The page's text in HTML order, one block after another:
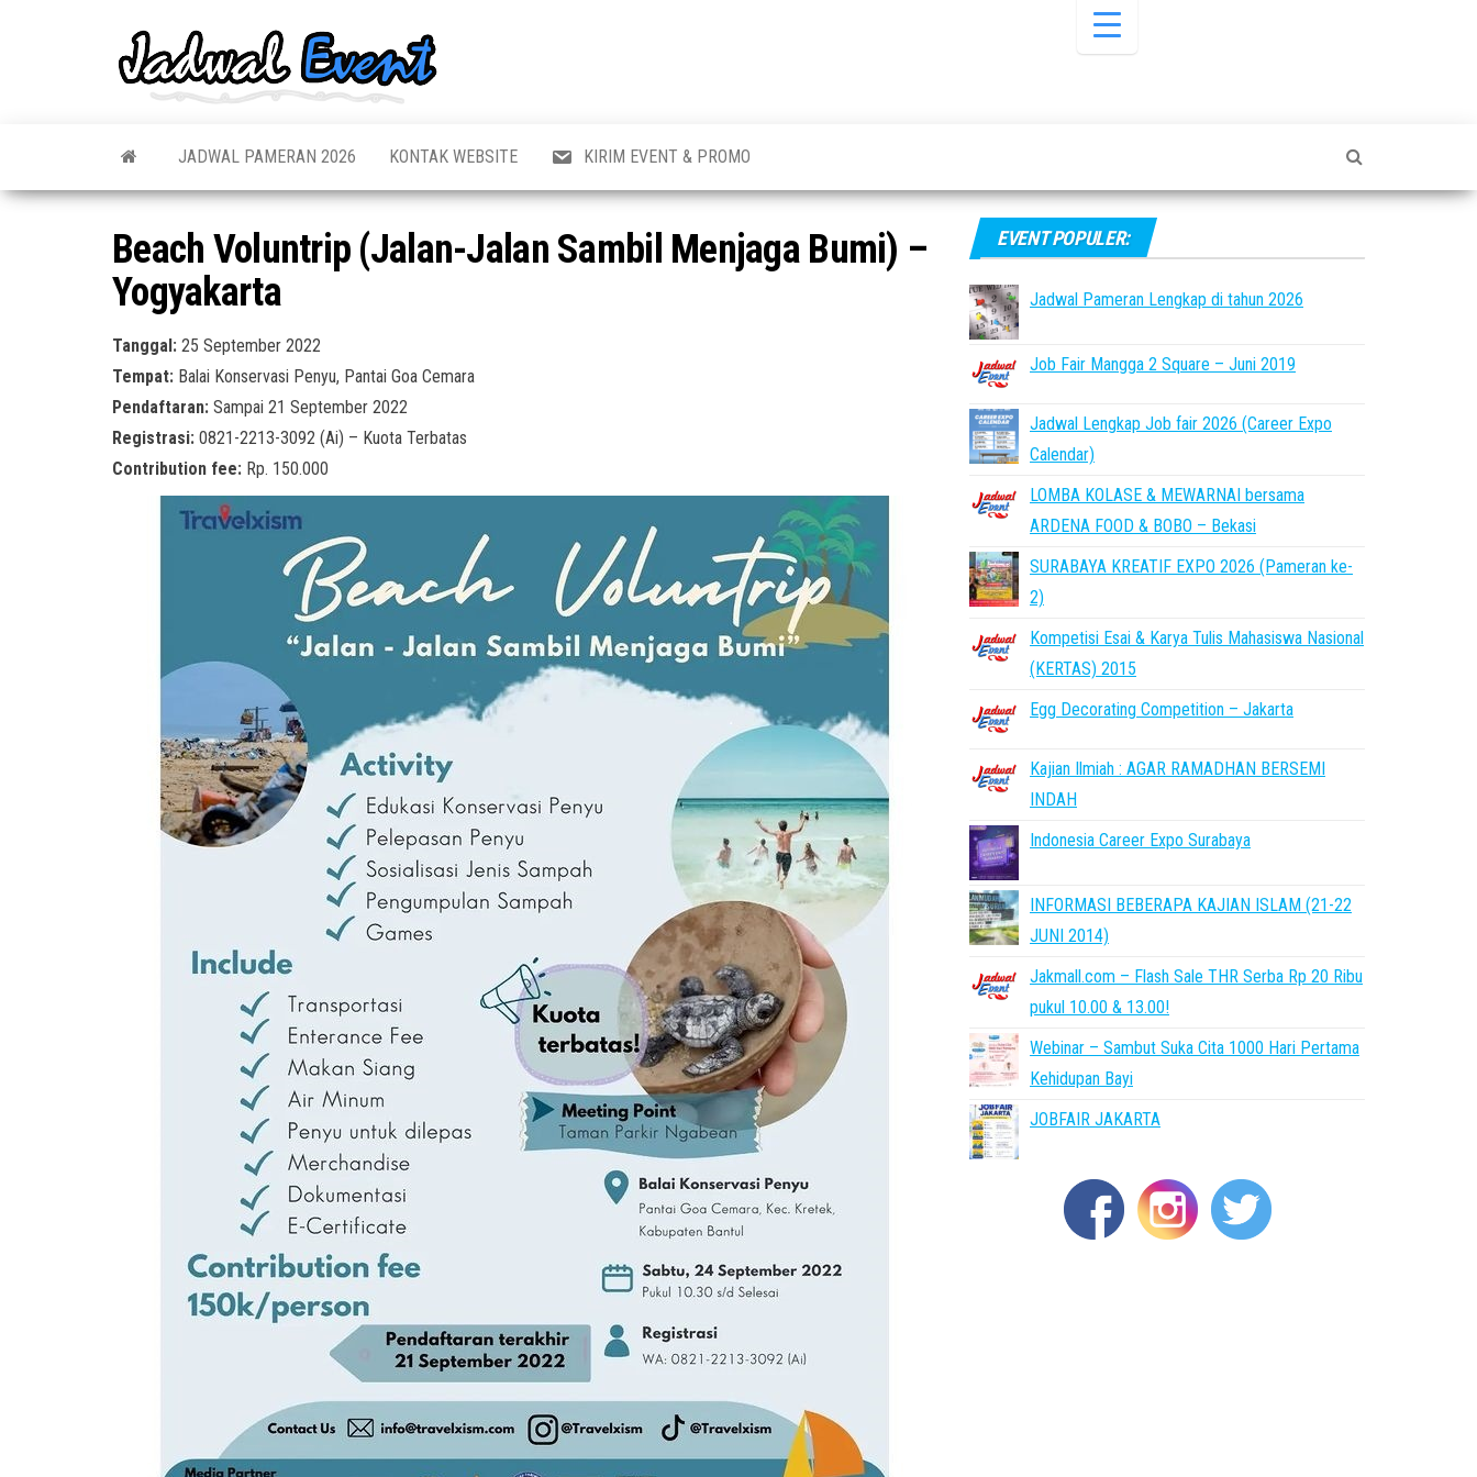
Pameran,
Acara &
Terbaru
Seminar,
Bazaar,
Job Fair,
Lomba dll.
JADWAL PAMERAN 2026 KONTAK WEBSITE KIRIM EVENT & PROMO
Beach Voluntrip (Jalan-Jalan Sambil Menjaga Bumi) –
Yogyakarta
Tanggal: 25 September 2022
Tempat: Balai Konservasi Penyu, Pantai Goa Cemara
Pendaftaran: Sampai 21 September 2022
Registrasi: 0821-2213-3092 (Ai) – Kuota Terbatas
Contribution fee: Rp. 150.000
EVENT POPULER:
Jadwal Pameran Lengkap di tahun 2026
Job Fair Mangga 2 Square – Juni 2019
Jadwal Lengkap Job fair 2026 (Career Expo
Calendar)
LOMBA KOLASE & MEWARNAI bersama
ARDENA FOOD & BOBO – Bekasi
SURABAYA KREATIF EXPO 2026 (Pameran ke-
2)
Kompetisi Esai & Karya Tulis Mahasiswa Nasional
(KERTAS) 2015
Egg Decorating Competition – Jakarta
Kajian Ilmiah : AGAR RAMADHAN BERSEMI
INDAH
Indonesia Career Expo Surabaya
INFORMASI BEBERAPA KAJIAN ISLAM (21-22
JUNI 2014)
Jakmall.com – Flash Sale THR Serba Rp 20 Ribu
pukul 10.00 & 13.00!
Webinar – Sambut Suka Cita 1000 Hari Pertama
Kehidupan Bayi
JOBFAIR JAKARTA